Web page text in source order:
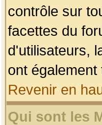
contrôle sur
facettes du
d'utilisateurs,
ont
Revenir en
Qui sont les